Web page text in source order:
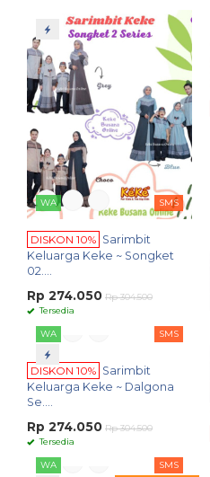
WA
SMS
DISKON 10% Sarimbit
Keluarga Keke ~ Songket
02....
Rp 274.050 Rp 304.500
Tersedia
WA SMS
DISKON 10% Sarimbit
Keluarga Keke ~ Dalgona
Se....
Rp 274.050 Rp 304.500
Tersedia
WA SMS